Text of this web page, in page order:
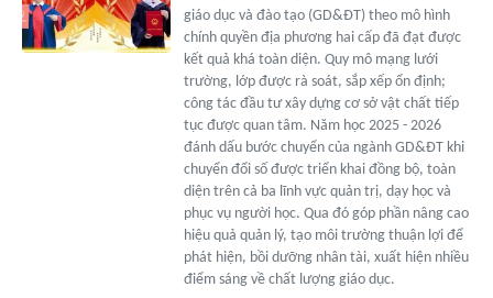
giáo dục và đào tạo (GD&ĐT) theo mô hình
chính quyền địa phương hai cấp đã đạt được
kết quả khá toàn diện. Quy mô mạng lưới
trường, lớp được rà soát, sắp xếp ổn định;
công tác đầu tư xây dựng cơ sở vật chất tiếp
tục được quan tâm. Năm học 2025 - 2026
đánh dấu bước chuyển của ngành GD&ĐT khi
chuyển đổi số được triển khai đồng bộ, toàn
diện trên cả ba lĩnh vực quản trị, dạy học và
phục vụ người học. Qua đó góp phần nâng cao
hiệu quả quản lý, tạo môi trường thuận lợi để
phát hiện, bồi dưỡng nhân tài, xuất hiện nhiều
điểm sáng về chất lượng giáo dục.